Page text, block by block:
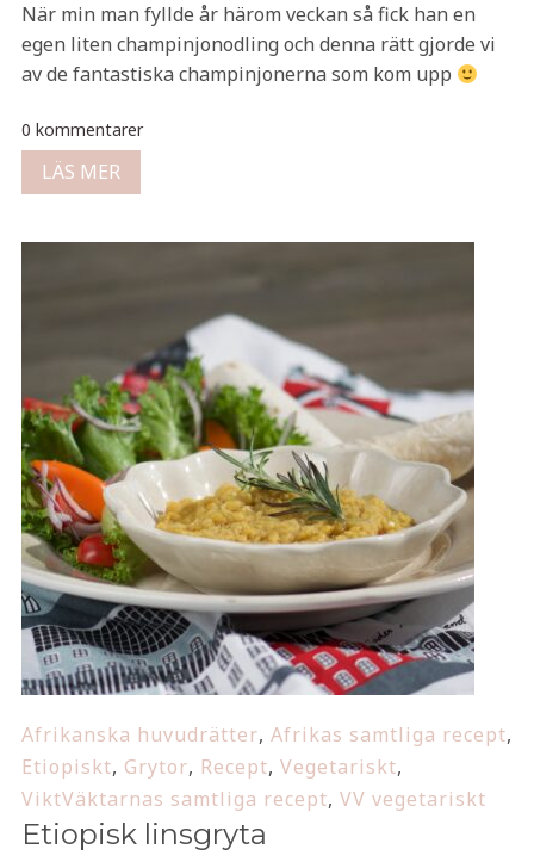
När min man fyllde år härom veckan så fick han en
egen liten champinjonodling och denna rätt gjorde vi
av de fantastiska champinjonerna som kom upp
0 kommentarer
LÄS MER
Afrikanska huvudrätter, Afrikas samtliga recept,
Etiopiskt, Grytor, Recept, Vegetariskt,
ViktVäktarnas samtliga recept, VV vegetariskt
Etiopisk linsgryta